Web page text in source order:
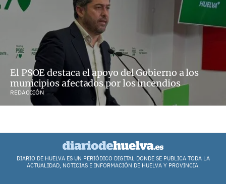
El PSOE destaca el apoyo del Gobierno a los
municipios afectados por los incendios
REDACCIÓN
DIARIO DE HUELVA ES UN PERIÓDICO DIGITAL DONDE SE PUBLICA TODA LA
ACTUALIDAD, NOTICIAS E INFORMACIÓN DE HUELVA Y PROVINCIA.